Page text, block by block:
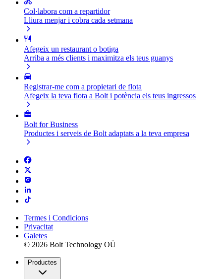
Col·labora com a repartidor
Lliura menjar i cobra cada setmana
Afegeix un restaurant o botiga
Arriba a més clients i maximitza els teus guanys
Registrar-me com a propietari de flota
Afegeix la teva flota a Bolt i potència els teus ingressos
Bolt for Business
Productes i serveis de Bolt adaptats a la teva empresa
Termes i Condicions
Privacitat
Galetes
© 2026 Bolt Technology OÜ
Productes